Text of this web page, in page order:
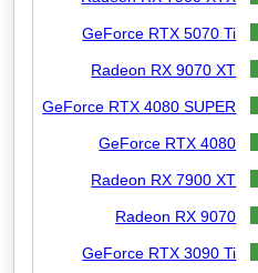
GeForce RTX 5070 Ti
Radeon RX 9070 XT
GeForce RTX 4080 SUPER
GeForce RTX 4080
Radeon RX 7900 XT
Radeon RX 9070
GeForce RTX 3090 Ti